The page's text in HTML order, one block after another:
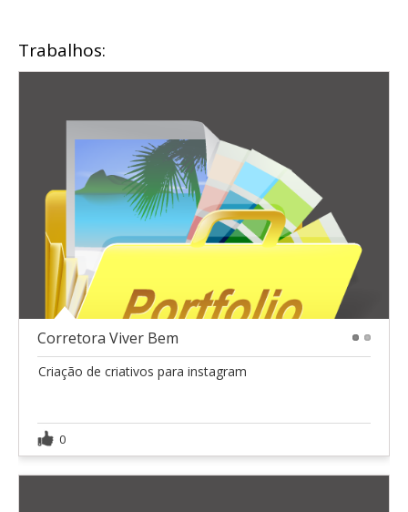
Trabalhos:
Corretora Viver Bem
Criação de criativos para instagram
0